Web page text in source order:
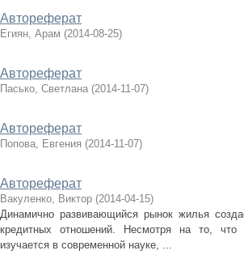
Автореферат
Егиян, Арам (2014-08-25)
Автореферат
Пасько, Светлана (2014-11-07)
Автореферат
Попова, Евгения (2014-11-07)
Автореферат
Вакуленко, Виктор (2014-04-15)
Динамично развивающийся рынок жилья
кредитных отношений. Несмотря на то, что
изучается в современной науке, ...